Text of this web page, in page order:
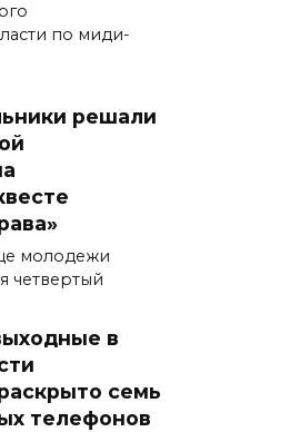
по миди-
решали
молодежи
четвертый
в
семь
телефонов